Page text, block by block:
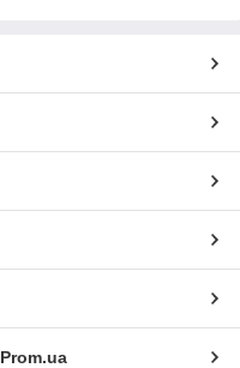
Prom.ua